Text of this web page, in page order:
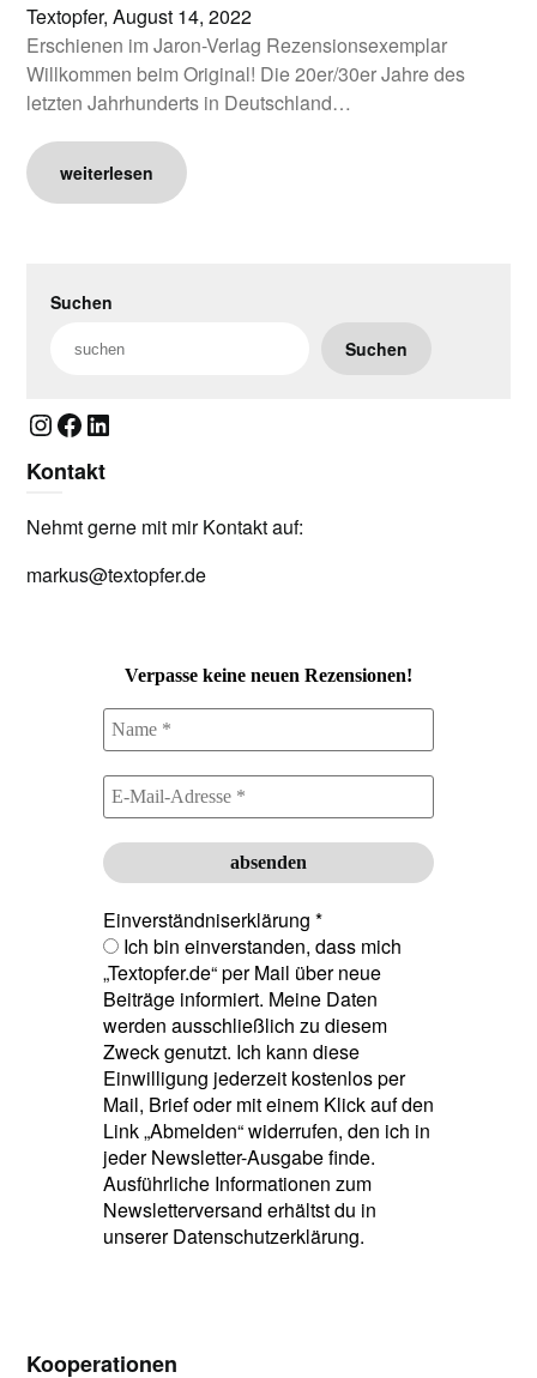
Textopfer,August 14, 2022
Erschienen im Jaron-Verlag Rezensionsexemplar
Willkommen beim Original! Die 20er/30er Jahre des
letzten Jahrhunderts in Deutschland…
weiterlesen
Suchen
Suchen
Instagram
Facebook
LinkedIn
Kontakt
Nehmt gerne mit mir Kontakt auf:
markus@textopfer.de
Verpasse keine neuen Rezensionen!
Einverständniserklärung *
Ich bin einverstanden, dass mich
„Textopfer.de“ per Mail über neue
Beiträge informiert. Meine Daten
werden ausschließlich zu diesem
Zweck genutzt. Ich kann diese
Einwilligung jederzeit kostenlos per
Mail, Brief oder mit einem Klick auf den
Link „Abmelden“ widerrufen, den ich in
jeder Newsletter-Ausgabe finde.
Ausführliche Informationen zum
Newsletterversand erhältst du in
unserer Datenschutzerklärung.
Kooperationen